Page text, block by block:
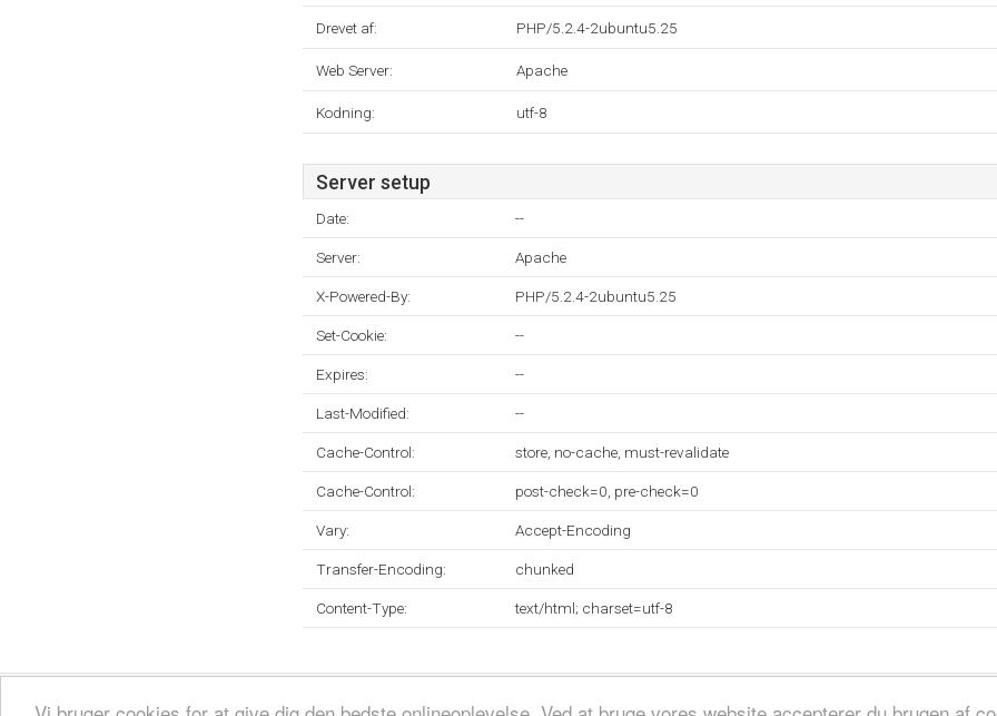
Drevet af: PHP/5.2.4-2ubuntu5.25
Web Server: Apache
Kodning: utf-8
Server setup
Date: --
Server: Apache
X-Powered-By: PHP/5.2.4-2ubuntu5.25
Set-Cookie: --
Expires: --
Last-Modified: --
Cache-Control: store, no-cache, must-revalidate
Cache-Control: post-check=0, pre-check=0
Vary: Accept-Encoding
Transfer-Encoding: chunked
Content-Type: text/html; charset=utf-8